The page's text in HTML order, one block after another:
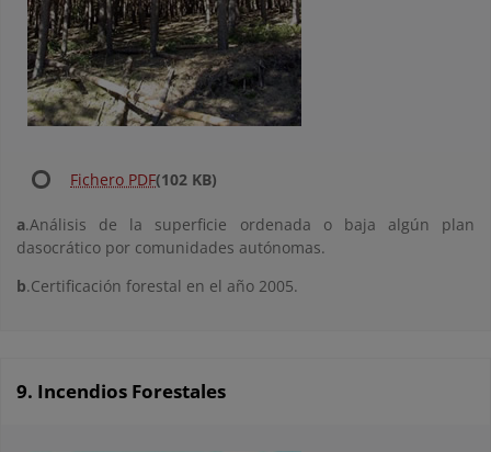
Fichero PDF(102 KB)
a.Análisis de la superficie ordenada o baja algún plan
dasocrático por comunidades autónomas.
b.Certificación forestal en el año 2005.
9. Incendios Forestales